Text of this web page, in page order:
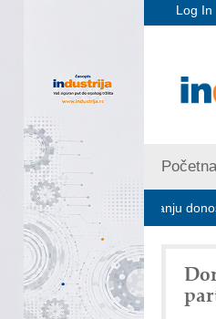
Log In
Početna
zagađivanju donosi